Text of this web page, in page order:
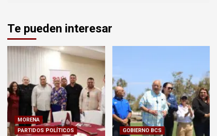
Te pueden interesar
MORENA
PARTIDOS POLÍTICOS
GOBIERNO BCS